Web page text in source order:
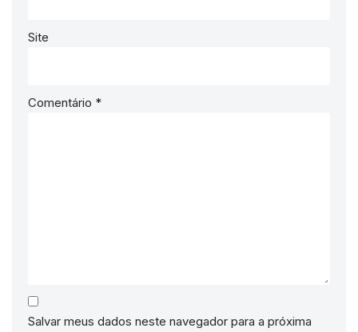
Site
Comentário *
Salvar meus dados neste navegador para a próxima